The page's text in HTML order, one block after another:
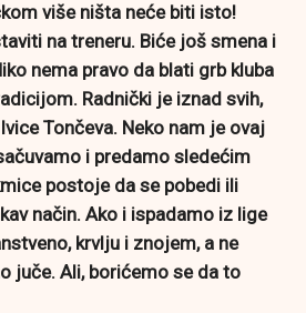
više ništa neće biti isto!
na treneru. Biće još smena i
nema pravo da blati grb kluba
Radnički je iznad svih,
Tončeva. Neko nam je ovaj
i predamo sledećim
postoje da se pobedi ili
način. Ako i ispadamo iz lige
krvlju i znojem, a ne
juče. Ali, borićemo se da to